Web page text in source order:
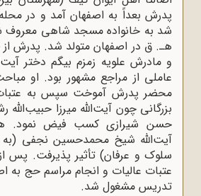
پدرش بعداً به اصفهان آمد و در
هـ. ق در اصفهان متولد شد. پدرش از
و مادرش علویه زمزم بیگم دختر
عاملی از مراجع مشهور بود. او
محضر پدرش آموخت سپس به
بزرگانی چون آیت‌الله میرزا حبیب‌الله
حسن شیرازی کسب فیض نمود.
آیت‌الله شیخ محمدحسین نجفی
سلوک و عرفان) تأثیر پذیرفت. پس
عتبات عالیات و انجام مراسم حج به
تدریس مشغول شد.